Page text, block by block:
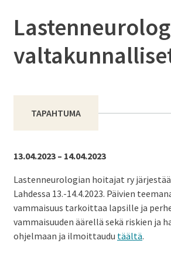
TAPAHTUMA
13.04.2023 – 14.04.2023
Lastenneurologian hoitajat ry
Lahdessa 13.-14.4.2023. Päivien
vammaisuus tarkoittaa lapsille ja
vammaisuuden äärellä sekä riskien ja
ohjelmaan ja ilmoittaudu täältä.